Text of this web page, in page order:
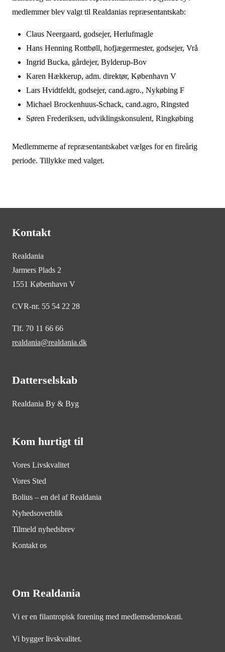
medlemmer blev valgt til Realdanias repræsentantskab:
Claus Neergaard, godsejer, Herlufmagle
Hans Henning Rottbøll, hofjægermester, godsejer, Vrå
Ingrid Bucka, gårdejer, Bylderup-Bov
Karen Hækkerup, adm. direktør, København V
Lars Hvidtfeldt, godsejer, cand.agro., Nykøbing F
Michael Brockenhuus-Schack, cand.agro, Ringsted
Søren Frederiksen, udviklingskonsulent, Ringkøbing
Medlemmerne af repræsentantskabet vælges for en fireårig
periode. Tillykke med valget.
Kontakt
Realdania
Jarmers Plads 2
1551 København V
CVR-nr. 55 54 22 28
Tlf. 70 11 66 66
realdania@realdania.dk
Datterselskab
Realdania By & Byg
Kom hurtigt til
Vores Livskvalitet
Vores Sted
Bolius – en del af Realdania
Nyhedsoverblik
Tilmeld nyhedsbrev
Kontakt os
Om Realdania
Vi er en filantropisk forening med medlemsdemokrati.
Vi bygger livskvalitet.